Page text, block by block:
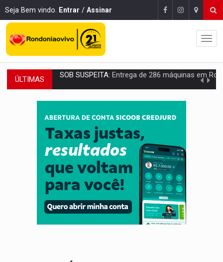
Seja Bem vindo. Entrar / Assinar
ÚLTIMAS ARTIGO:Reter até 50% no distrato imobiliário é legal, mas não pode
DO HOSPITAL AO CAMPO:Veja as mais de 200 ações de Marcos
EXPANSÃO:Grupo Nova Era amplia presença em PVH e transforma Aramix
ROTA GLOBAL:PCC amplia presença internacional e transforma Brasil em
CONEXÃO RONDONIAOVIVO:Museólogo Antônio Ocampo conduz a história de
EXTENSÃO DE DANOS: Ferroviários pedem ao Iphan recuperação de área
VARIANDO O CARDÁPIO: Veja essa receita de carne assada para o
PREJUÍZO AOS ESTUDANTES:Greve dos professores em PVH é
SOB SUSPEITA: